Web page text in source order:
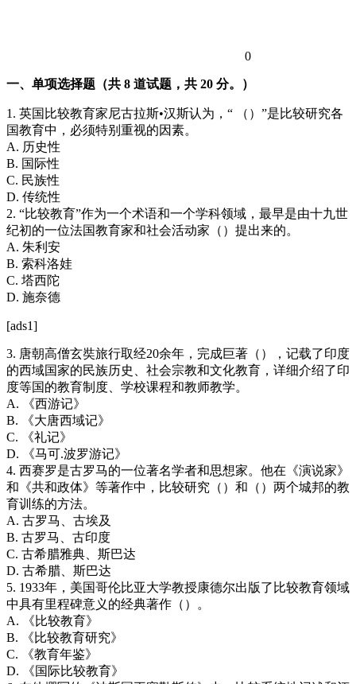
0
一、单项选择题（共 8 道试题，共 20 分。）
1. 英国比较教育家尼古拉斯•汉斯认为，“ （）”是比较研究各
国教育中，必须特别重视的因素。
A. 历史性
B. 国际性
C. 民族性
D. 传统性
2. “比较教育”作为一个术语和一个学科领域，最早是由十九世
纪初的一位法国教育家和社会活动家（）提出来的。
A. 朱利安
B. 索科洛娃
C. 塔西陀
D. 施奈德
[ads1]
3. 唐朝高僧玄奘旅行取经20余年，完成巨著（），记载了印度
的西域国家的民族历史、社会宗教和文化教育，详细介绍了印
度等国的教育制度、学校课程和教师教学。
A. 《西游记》
B. 《大唐西域记》
C. 《礼记》
D. 《马可.波罗游记》
4. 西赛罗是古罗马的一位著名学者和思想家。他在《演说家》
和《共和政体》等著作中，比较研究（）和（）两个城邦的教
育训练的方法。
A. 古罗马、古埃及
B. 古罗马、古印度
C. 古希腊雅典、斯巴达
D. 古希腊、斯巴达
5. 1933年，美国哥伦比亚大学教授康德尔出版了比较教育领域
中具有里程碑意义的经典著作（）。
A. 《比较教育》
B. 《比较教育研究》
C. 《教育年鉴》
D. 《国际比较教育》